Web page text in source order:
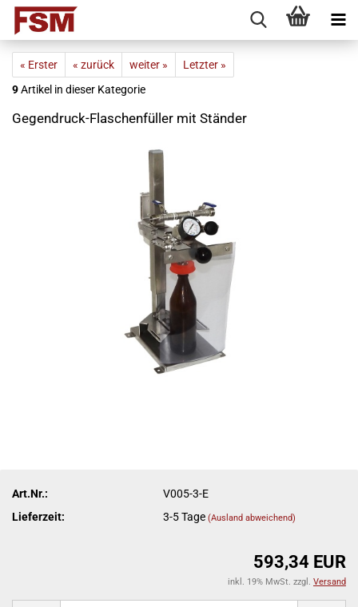
« Erster « zurück weiter »
Letzter »
9Artikel in dieser Kategorie
Gegendruck-Flaschenfüller mit Ständer
Art.Nr.:
V005-3-E
Lieferzeit:
3-5 Tage(Ausland abweichend)
593,34 EUR
inkl. 19% MwSt. zzgl. Versand